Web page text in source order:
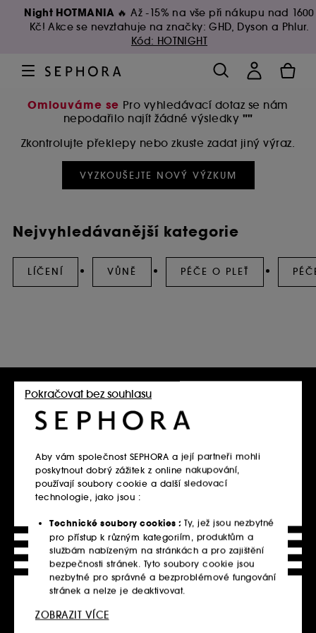
Night HOTMANIA 🔥 Až -15% na vše při nákupu nad 1600
Kč! Akce se nevztahuje na značky: GHD, Dyson a Phlur.
Kód: HOTNIGHT
Omlouváme se Pro vyhledávací dotaz se nám
nepodařilo najít žádné výsledky ""
Zkontrolujte překlepy nebo zkuste zadat jiný výraz.
VYZKOUŠEJTE NOVÝ VÝZKUM
Nejvyhledávanější kategorie
LÍČENÍ VŮNĚ PÉČE O PLEŤ
Aby vám společnost SEPHORA a její partneři mohli
poskytnout dobrý zážitek z online nakupování,
používají soubory cookie a další sledovací
technologie, jako jsou :
Technické soubory cookies : Ty, jež jsou nezbytné
pro přístup k různým kategoriím, produktům a
službám nabízeným na stránkách a pro zajištění
bezpečnosti stránek. Tyto soubory cookie jsou
nezbytné pro správné a bezproblémové fungování
stránek a nelze je deaktivovat.
Personalizační soubory cookie :
Pokračovat bez souhlasu
ZOBRAZIT VÍCE